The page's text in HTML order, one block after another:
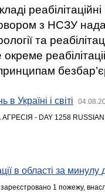
з НСЗУ
та
Україні і світі
- DAY 1258 RUSSIAN
в області за минулу
1 пожежу,